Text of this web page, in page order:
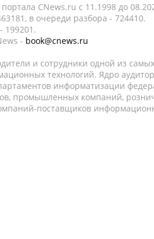
CNews.ru c 11.1998 до
в очереди разбора - 724410.
199201.
- book@cnews.ru
и сотрудники одной из
технологий. Ядро
информатизации
промышленных компаний,
поставщиков